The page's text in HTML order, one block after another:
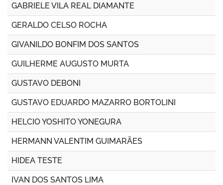
GABRIELE VILA REAL DIAMANTE
GERALDO CELSO ROCHA
GIVANILDO BONFIM DOS SANTOS
GUILHERME AUGUSTO MURTA
GUSTAVO DEBONI
GUSTAVO EDUARDO MAZARRO BORTOLINI
HELCIO YOSHITO YONEGURA
HERMANN VALENTIM GUIMARÃES
HIDEA TESTE
IVAN DOS SANTOS LIMA